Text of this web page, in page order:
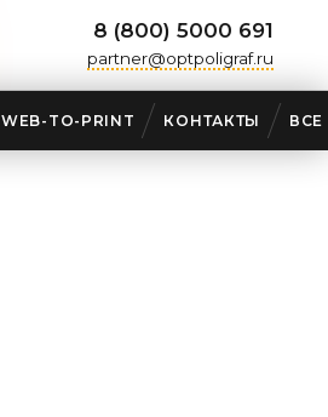
8 (800) 5000 691
partner@optpoligraf.ru
WEB-TO-PRINT КОНТАКТЫ ВСЕ